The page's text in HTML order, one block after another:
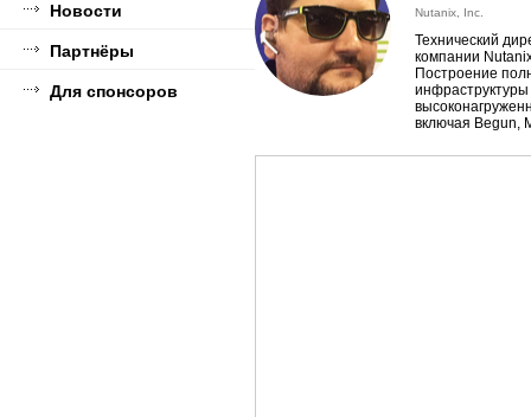
Новости
Партнёры
Для спонсоров
Nutanix, Inc.
Технический
компании
Построение
включая Begun,